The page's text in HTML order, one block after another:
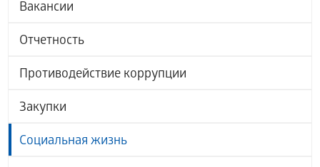
Вакансии
Отчетность
Противодействие коррупции
Закупки
Социальная жизнь